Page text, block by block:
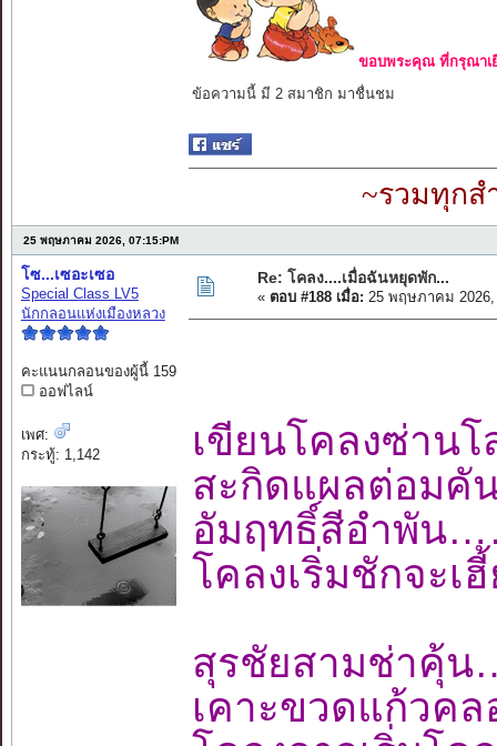
ขอบพระคุณ ที่กรุณาเ
ข้อความนี้ มี 2 สมาชิก มาชื่นชม
~รวมทุกส
25 พฤษภาคม 2026, 07:15:PM
โซ...เซอะเซอ
Special Class LV5
นักกลอนแห่งเมืองหลวง
คะแนนกลอนของผู้นี้ 159
ออฟไลน์
เพศ:
กระทู้: 1,142
Re: โคลง....เมื่อฉันหยุดพัก...
« ตอบ #188 เมื่อ: 25 พฤษภาคม 2026,
เขียนโคลงซ่าน
สะกิดแผลต่อม
อัมฤทธิ์สีอำพั
โคลงเริ่มชักจะ
สุรชัยสามช่าคุ้
เคาะขวดแก้วค